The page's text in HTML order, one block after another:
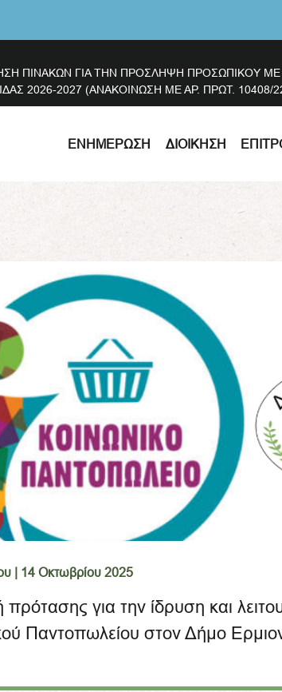
ΠΙΝΑΚΩΝ ΓΙΑ ΤΗΝ ΠΡΟΣΛΗΨΗ ΠΡΟΣΩΠΙΚΟΥ ΜΕ
2026-2027 (ΑΝΑΚΟΙΝΩΣΗ ΜΕ ΑΡ. ΠΡΩΤ. 10408/
ΕΝΗΜΈΡΩΣΗ ΔΙΟΊΚΗΣΗ
| 14 Οκτωβρίου 2025
για την ίδρυση και
Παντοπωλείου στον Δήμο